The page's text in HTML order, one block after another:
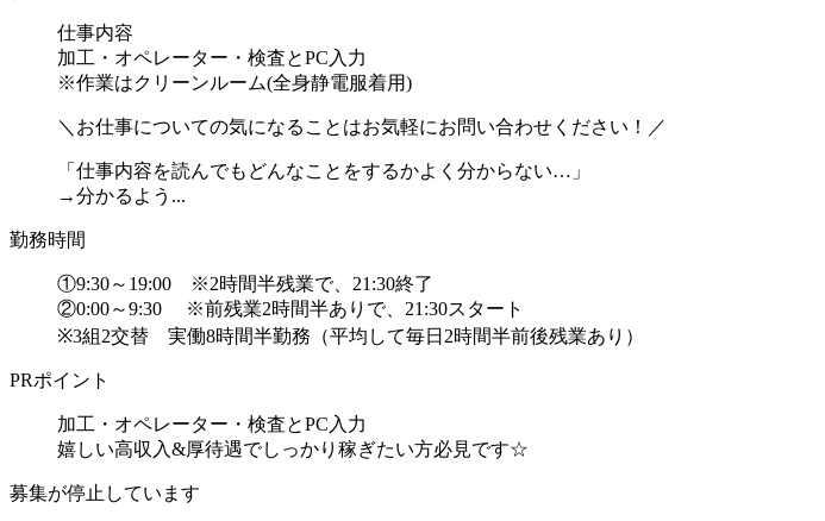
仕事内容
加工・オペレーター・検査とPC入力
※作業はクリーンルーム(全身静電服着用)
＼お仕事についての気になることはお気軽にお問い合わせください！／
「仕事内容を読んでもどんなことをするかよく分からない…」
→分かるよう...
勤務時間
①9:30～19:00 ※2時間半残業で、21:30終了
②0:00～9:30 ※前残業2時間半ありで、21:30スタート
※3組2交替 実働8時間半勤務（平均して毎日2時間半前後残業あり）
PRポイント
加工・オペレーター・検査とPC入力
嬉しい高収入&厚待遇でしっかり稼ぎたい方必見です☆
募集が停止しています